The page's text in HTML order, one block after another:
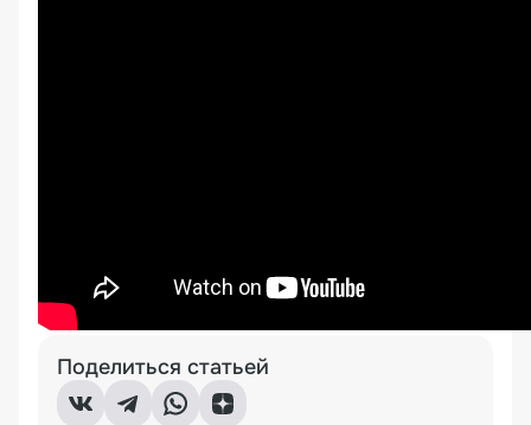
Поделиться статьей